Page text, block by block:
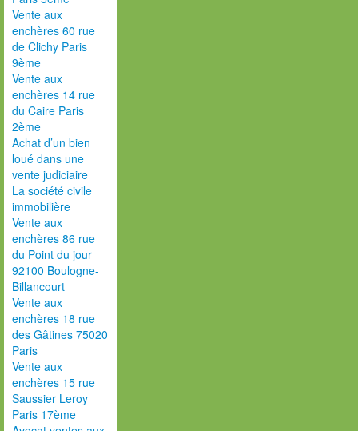
Vente aux
enchères 60 rue
de Clichy Paris
9ème
Vente aux
enchères 14 rue
du Caire Paris
2ème
Achat d’un bien
loué dans une
vente judiciaire
La société civile
immobilière
Vente aux
enchères 86 rue
du Point du jour
92100 Boulogne-
Billancourt
Vente aux
enchères 18 rue
des Gâtines 75020
Paris
Vente aux
enchères 15 rue
Saussier Leroy
Paris 17ème